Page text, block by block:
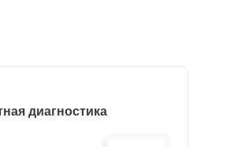
диагностика